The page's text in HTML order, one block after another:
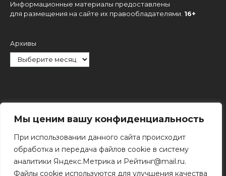
Мы ценим вашу конфиденциальность
При использовании данного сайта происходит
обработка и передача файлов cookie в систему
аналитики Яндекс.Метрика и Рейтинг@mail.ru.
Файлы cookie используются для улучшения качества
Информационные материалы предоставлены
для размещения на сайте их правообладателями. 16+
Архивы